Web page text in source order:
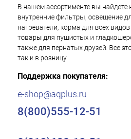
В нашем ассортименте вы найдете
внутренние фильтры, освещение
нагреватели, корма для всех
товары для пушистых и
также для пернатых друзей. Все
так и в розницу.
Поддержка покупателя:
e-shop@aqplus.ru
8(800)555-12-51